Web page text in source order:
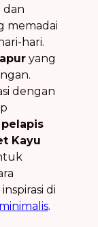
dan
memadai
hari.
yang
dengan
pelapis
Kayu
di
.